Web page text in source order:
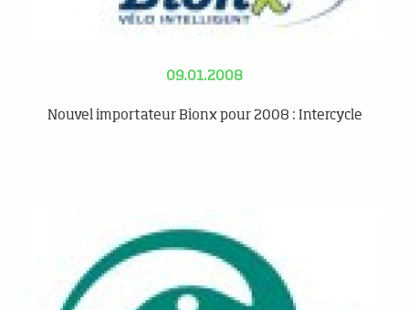
09.01.2008
Nouvel importateur Bionx pour 2008 : Intercycle